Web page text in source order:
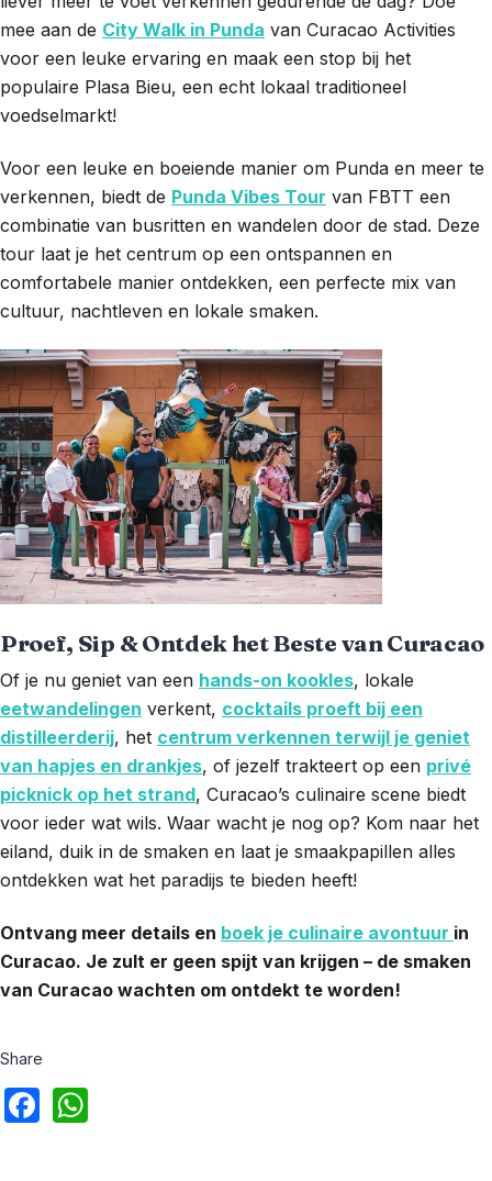
mee aan de City Walk in Punda van Curacao Activities
voor een leuke ervaring en maak een stop bij het
populaire Plasa Bieu, een echt lokaal traditioneel
voedselmarkt!
Voor een leuke en boeiende manier om Punda en meer te
verkennen, biedt de Punda Vibes Tour van FBTT een
combinatie van busritten en wandelen door de stad. Deze
tour laat je het centrum op een ontspannen en
comfortabele manier ontdekken, een perfecte mix van
cultuur, nachtleven en lokale smaken.
Proef, Sip & Ontdek het Beste van Curacao
Of je nu geniet van een hands-on kookles, lokale
eetwandelingen verkent, cocktails proeft bij een
distilleerderij, het centrum verkennen terwijl je geniet
van hapjes en drankjes, of jezelf trakteert op een privé
picknick op het strand, Curacao’s culinaire scene biedt
voor ieder wat wils. Waar wacht je nog op? Kom naar het
eiland, duik in de smaken en laat je smaakpapillen alles
ontdekken wat het paradijs te bieden heeft!
Ontvang meer details en boek je culinaire avontuur in
Curacao. Je zult er geen spijt van krijgen – de smaken
van Curacao wachten om ontdekt te worden!
Share